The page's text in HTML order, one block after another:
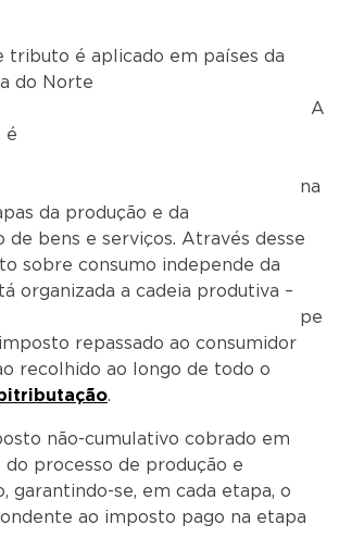
tributo é aplicado em países da
do Norte
A
é
da produção e da
de bens e serviços. Através desse
sobre consumo independe da
organizada a cadeia produtiva –
repassado ao consumidor
recolhido ao longo de todo o
.
não-cumulativo cobrado em
do processo de produção e
garantindo-se, em cada etapa, o
ao imposto pago na etapa